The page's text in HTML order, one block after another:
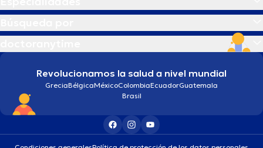
Revolucionamos la salud a nivel mundial
GreciaBélgicaMéxicoColombiaEcuadorGuatemala
Brasil